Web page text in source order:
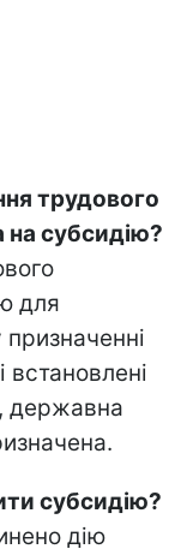
трудового
на субсидію?
для
встановлені
державна
субсидію?
дію